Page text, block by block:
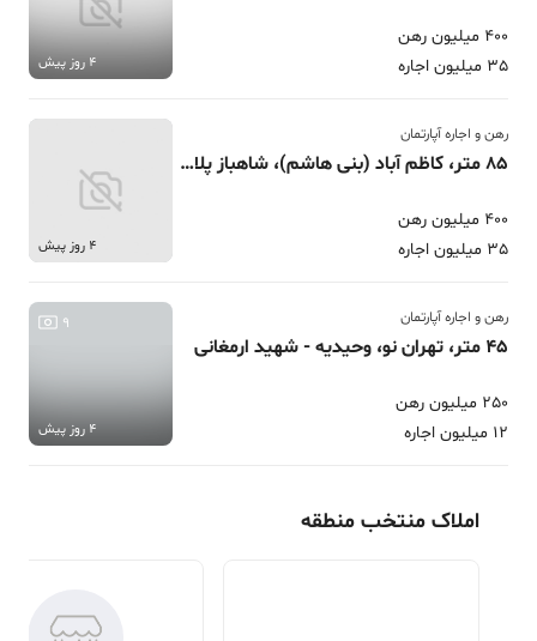
400 میلیون رهن
35 میلیون اجاره
4 روز پیش
رهن و اجاره آپارتمان
85 متر، کاظم آباد (بنی هاشم)، شاهباز پلاک 10
400 میلیون رهن
35 میلیون اجاره
4 روز پیش
رهن و اجاره آپارتمان
45 متر، تهران نو، وحیدیه - شهید ارمغانی
250 میلیون رهن
12 میلیون اجاره
9
4 روز پیش
املاک منتخب منطقه